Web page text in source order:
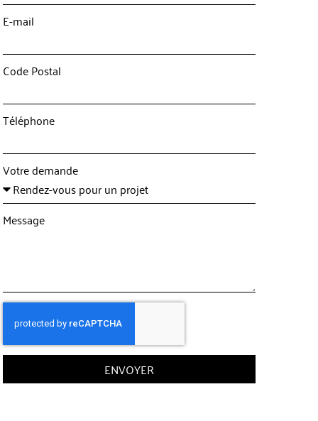
E-mail
Code Postal
Téléphone
Votre demande
Message
ENVOYER